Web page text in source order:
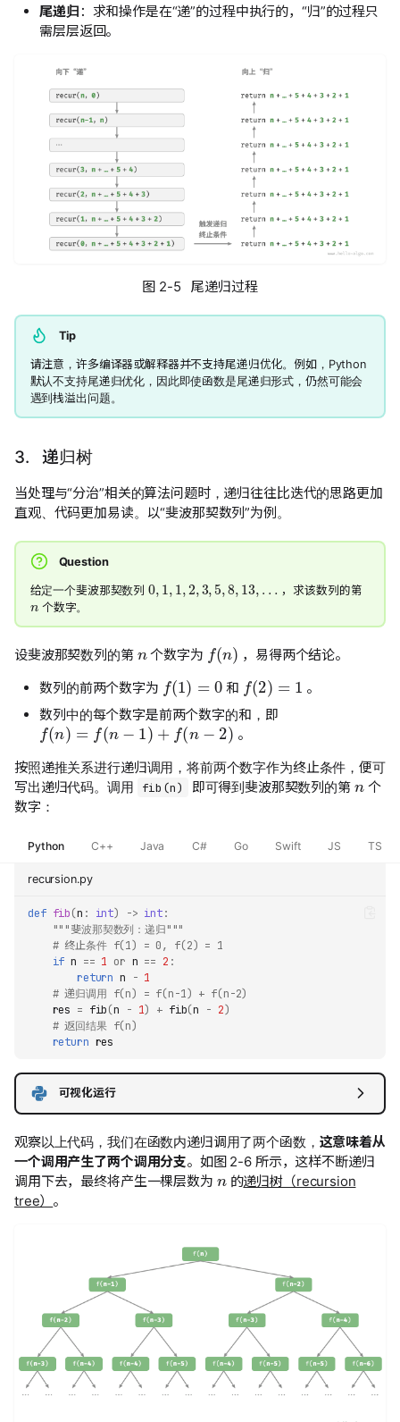
尾递归 ：求和操作是在“递”的过程中执行的，“归”的过程只
需层层返回。
图 2-5 尾递归过程
Tip
请注意，许多编译器或解释器并不支持尾递归优化。例如，Python
默认不支持尾递归优化，因此即使函数是尾递归形式，仍然可能会
遇到栈溢出问题。
3. 递归树
当处理与“分治”相关的算法问题时，递归往往比迭代的思路更加
直观、代码更加易读。以“斐波那契数列”为例。
Question
给定一个斐波那契数列 ，求该数列的第
n
个数字。
设斐波那契数列的第
n
个数字为
f(n )
，易得两个结论。
数列的前两个数字为
f(1 ) 0
和
f(2)
。
数列中的每个数字是前两个数字的和，即
f(n)=f(n−1)+f(n−2)
。
按照递推关系进行递归调用，将前两个数字作为终止条件，便可
写出递归代码。调用
fib(n) 即可得到斐波那契数列的第
n
个
数字：
Python C++ Java C# Go Swift JS TS
recursion.py
def fib(n : int) -> int:
"""斐波那契数列：递归"""
# 终止条件 f(1) = 0, f(2) = 1
if n == 1 or n == 2 :
return n - 1
# 递归调用 f(n) = f(n-1) + f(n-2)
res = fib(n - 1) + fib(n - 2)
# 返回结果 f(n)
return res
可视化运行
观察以上代码，我们在函数内递归调用了两个函数， 这意味着从
一个调用产生了两个调用分支。如图 2-6 所示，这样不断递归
调用下去，最终将产生一棵层数为
n
的递归树（recursion
tree） 。